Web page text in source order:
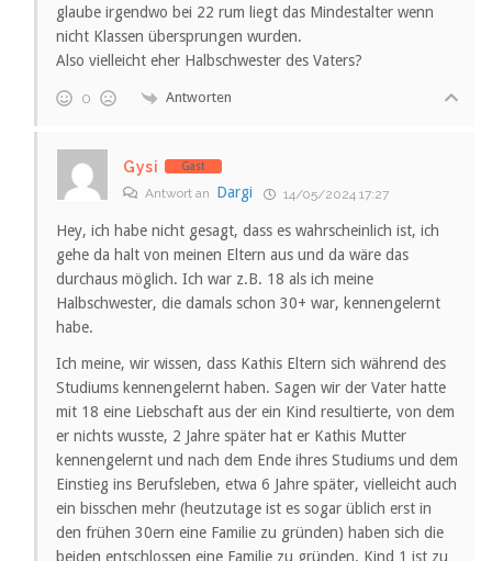
glaube irgendwo bei 22 rum liegt das Mindestalter wenn
nicht Klassen übersprungen wurden.
Also vielleicht eher Halbschwester des Vaters?
0 Antworten
Gysi Gast
Antwort an Dargi 14/05/2024 17:27
Hey, ich habe nicht gesagt, dass es wahrscheinlich ist, ich
gehe da halt von meinen Eltern aus und da wäre das
durchaus möglich. Ich war z.B. 18 als ich meine
Halbschwester, die damals schon 30+ war, kennengelernt
habe.
Ich meine, wir wissen, dass Kathis Eltern sich während des
Studiums kennengelernt haben. Sagen wir der Vater hatte
mit 18 eine Liebschaft aus der ein Kind resultierte, von dem
er nichts wusste, 2 Jahre später hat er Kathis Mutter
kennengelernt und nach dem Ende ihres Studiums und dem
Einstieg ins Berufsleben, etwa 6 Jahre später, vielleicht auch
ein bisschen mehr (heutzutage ist es sogar üblich erst in
den frühen 30ern eine Familie zu gründen) haben sich die
beiden entschlossen eine Familie zu gründen. Kind 1 ist zu